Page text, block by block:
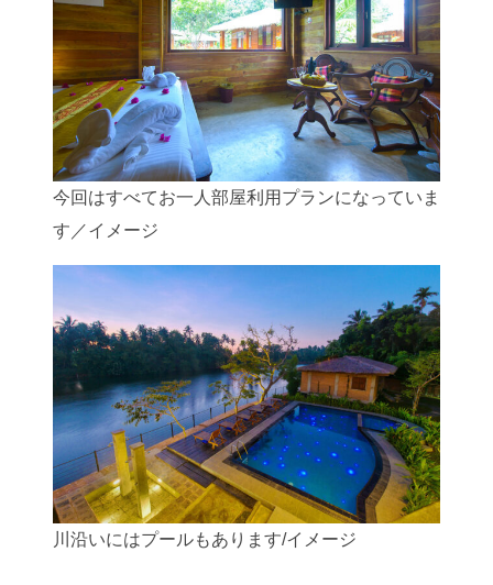
今回はすべてお一人部屋利用プランになっていま
す／イメージ
川沿いにはプールもあります/イメージ